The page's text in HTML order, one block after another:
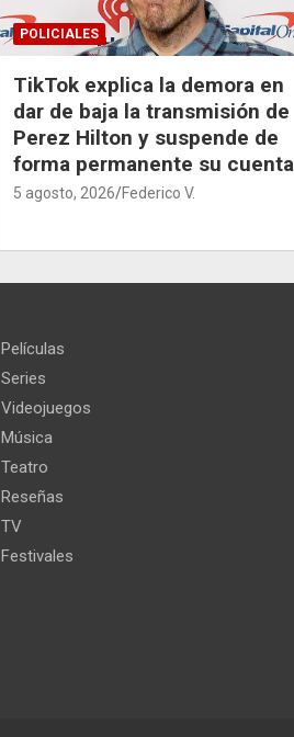
POLICIALES
TikTok explica la demora en
dar de baja la transmisión de
Perez Hilton y suspende de
forma permanente su cuenta
5 agosto, 2026 Federico V.
Películas
Series
Videojuegos
Música
Teatro
Reseñas
TV
Festivales